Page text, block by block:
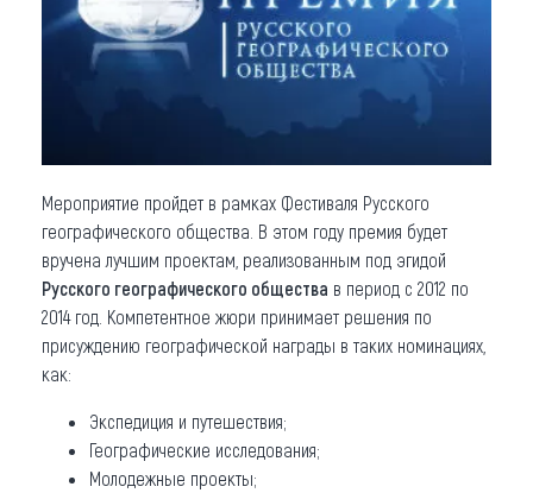
Коллекция впечатлений
Другие рубрики
Мероприятие пройдет в рамках Фестиваля Русского
географического общества. В этом году премия будет
вручена лучшим проектам, реализованным под эгидой
Русского географического общества в период с 2012 по
2014 год. Компетентное жюри принимает решения по
присуждению географической награды в таких номинациях,
как:
Экспедиция и путешествия;
Географические исследования;
Молодежные проекты;